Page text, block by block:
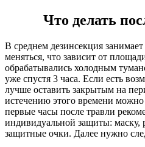
Что делать
В среднем дезинсекция
меняться, что зависит от
обрабатывались холодным
уже спустя 3 часа. Если есть
лучше оставить закрытым на
истечению этого времени
первые часы после травли
индивидуальной защиты: маску,
защитные очки. Далее нужно